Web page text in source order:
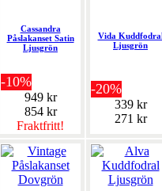
Cassandra
Påslakanset Satin
Ljusgrön
-10%
949 kr
854 kr
Fraktfritt!
Vida
Ljusgrön
-20%
339 kr
271 kr